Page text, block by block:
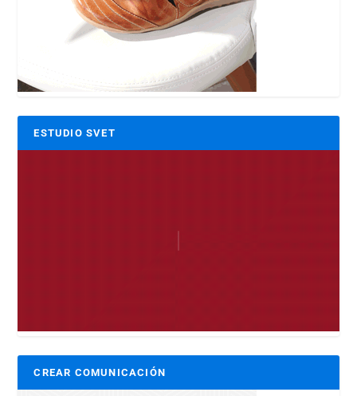
ESTUDIO SVET
CREAR COMUNICACIÓN